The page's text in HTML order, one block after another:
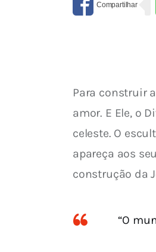
Para construir
amor. E Ele, o
celeste. O
apareça aos
construção da
“O